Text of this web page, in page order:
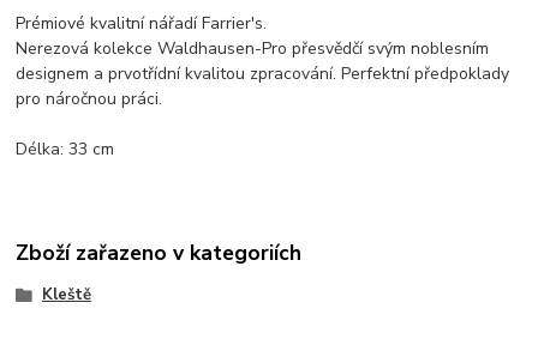
Prémiové kvalitní nářadí Farrier's.
Nerezová kolekce Waldhausen-Pro přesvědčí svým noblesním
designem a prvotřídní kvalitou zpracování. Perfektní předpoklady
pro náročnou práci.
Délka: 33 cm
Zboží zařazeno v kategoriích
Kleště